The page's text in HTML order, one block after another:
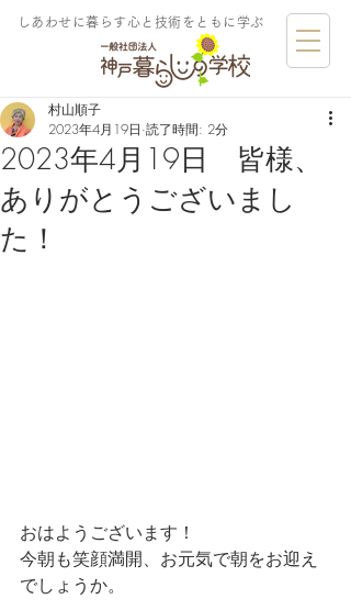
しあわせに暮らす​心と技術をともに学ぶ
2023年4月19日 皆様、
ありがとうございまし
た！
村山順子
2023年4月19日 読了時間: 2分
おはようございます！
今朝も笑顔満開、お元気で朝をお迎え
でしょうか。